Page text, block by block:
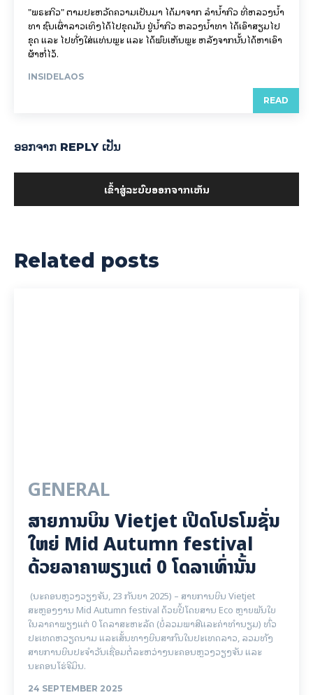
"ພຣະກິວ" ຕາມປະຫວັດຄວາມເປັນມາ ໄດ້ມາຈາກ ລຳນ້ຳກິວ ທີ່ຫລວງນ້ຳ
ທາ ຊົນເຜົ່າລາວເທິງໄດ້ໄປຂຸດມັນ ຢູ່ນ້ຳກິວ ຫລວງນ້ຳທາ ໄດ້ເອົາສຽມໄປ
ຂຸດ ແລະ ໄປທັ່ງໃສ່ແທ່ນພຼະ ແລະ ໄດ້ພົບເຫັນພຼະ ຫລັງຈາກນັ້ນໄດ້ຫາເອົາ
ຜ້າຫໍ່ໄວ້.
INSIDELAOS
READ
ອອກ​ຈາກ REPLY ເປັນ
ເຂົ້າ​ສູ່​ລະ​ບົບ​ອອກ​ຈາກ​ເຫັນ
Related posts
GENERAL
ສາຍການບິນ Vietjet ເປີດໂປຣໂມຊັ່ນ
ໃຫຍ່ Mid Autumn festival
ດ້ວຍລາຄາພຽງແຕ່ 0 ໂດລາເທົ່ານັ້ນ
(ນະຄອນຫຼວງວຽງຈັນ, 23 ກັນຍາ 2025) – ສາຍການບິນ Vietjet
ສະຫຼອງງານ Mid Autumn festival ດ້ວຍປີ້ໂດຍສານ Eco ຫຼາຍພັນໃບ
ໃນລາຄາພຽງແຕ່ 0 ໂດລາສະຫະລັດ (ບໍ່ລວມພາສີແລະຄ່າທໍານຽມ) ທົ່ວ
ປະເທດຫວຽດນາມ ແລະເສັ້ນທາງບິນສາກົນໃນປະເທດລາວ, ລວມທັງ
ສາຍການບິນປະຈໍາວັນເຊື່ອມຕໍ່ລະຫວ່າງນະຄອນຫຼວງວຽງຈັນ ແລະ
ນະຄອນໂຮ່ຈີມິນ.
24 SEPTEMBER 2025